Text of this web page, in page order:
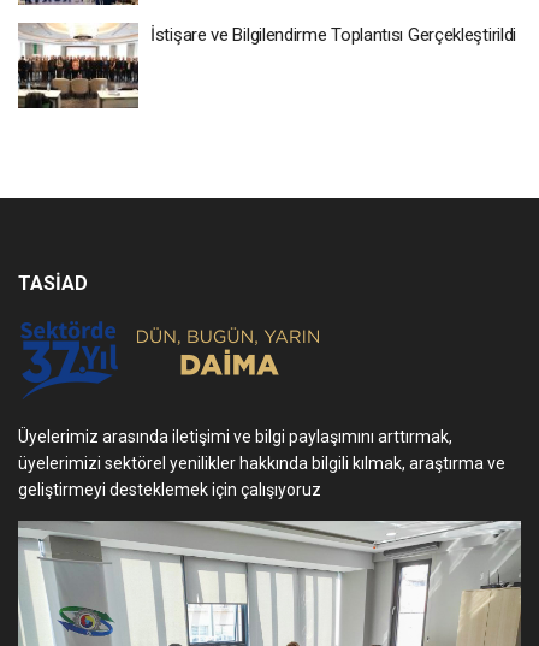
İstişare ve Bilgilendirme Toplantısı Gerçekleştirildi
TASİAD
Üyelerimiz arasında iletişimi ve bilgi paylaşımını arttırmak,
üyelerimizi sektörel yenilikler hakkında bilgili kılmak, araştırma ve
geliştirmeyi desteklemek için çalışıyoruz